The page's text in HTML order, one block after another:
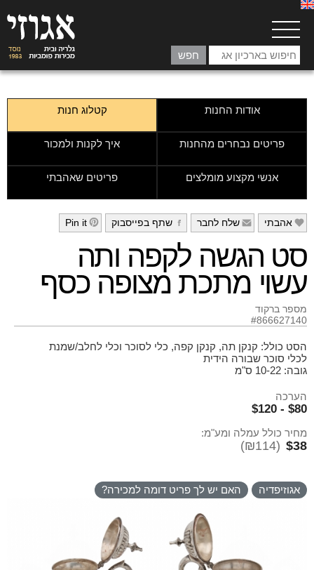
אודות החנות קטלוג חנות
פריטים נבחרים מהחנות איך לקנות ולמכור
אנשי מקצוע מומלצים פריטים שאהבתי
e אהבתי f שלח לחבר g שתף בפייסבוק h
Pin it
סט הגשה לקפה ותה
עשוי מתכת מצופה כסף
מספר ברקוד
#866627140
הסט כולל: קנקן תה, קנקן קפה, כלי לסוכר וכלי לחלב/שמנת
לכלי סוכר שבורה הידית
גובה: 10-22 ס"מ
הערכה
$80 - $120
מחיר כולל עמלה ומע"מ:
$38
(₪114)
אגוזיפדיה האם יש לך פריט דומה למכירה?